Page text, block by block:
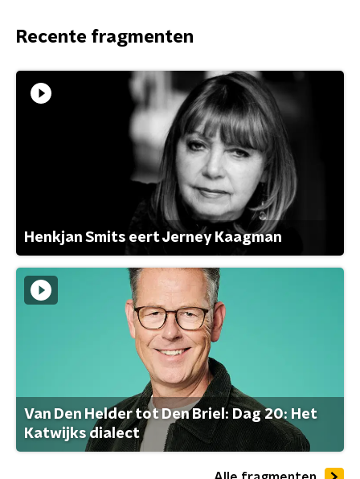
Recente fragmenten
Henkjan Smits eert Jerney Kaagman
Van Den Helder tot Den Briel: Dag 20: Het
Katwijks dialect